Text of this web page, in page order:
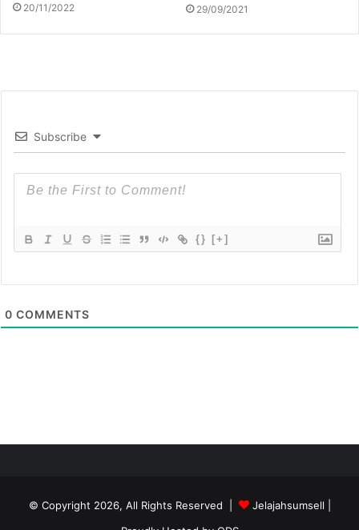
20/11/2022 29/09/2021
Subscribe
{} [+]
0 COMMENTS
© Copyright 2026, All Rights Reserved | Jelajahsumsell